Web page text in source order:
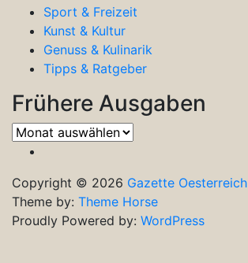
Sport & Freizeit
Kunst & Kultur
Genuss & Kulinarik
Tipps & Ratgeber
Frühere Ausgaben
Frühere
Ausgaben
Copyright © 2026 Gazette Oesterreich
Theme by: Theme Horse
Proudly Powered by: WordPress